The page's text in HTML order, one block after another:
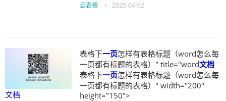
云表格 • 2025-04-02
文档
表格下一页怎样有表格标题（word怎么每
一页都有标题的表格）" title="word文档
表格下一页怎样有表格标题（word怎么每
一页都有标题的表格）" width="200"
height="150">